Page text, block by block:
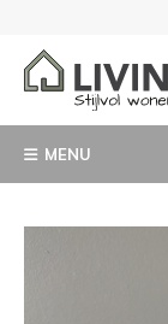
MENU